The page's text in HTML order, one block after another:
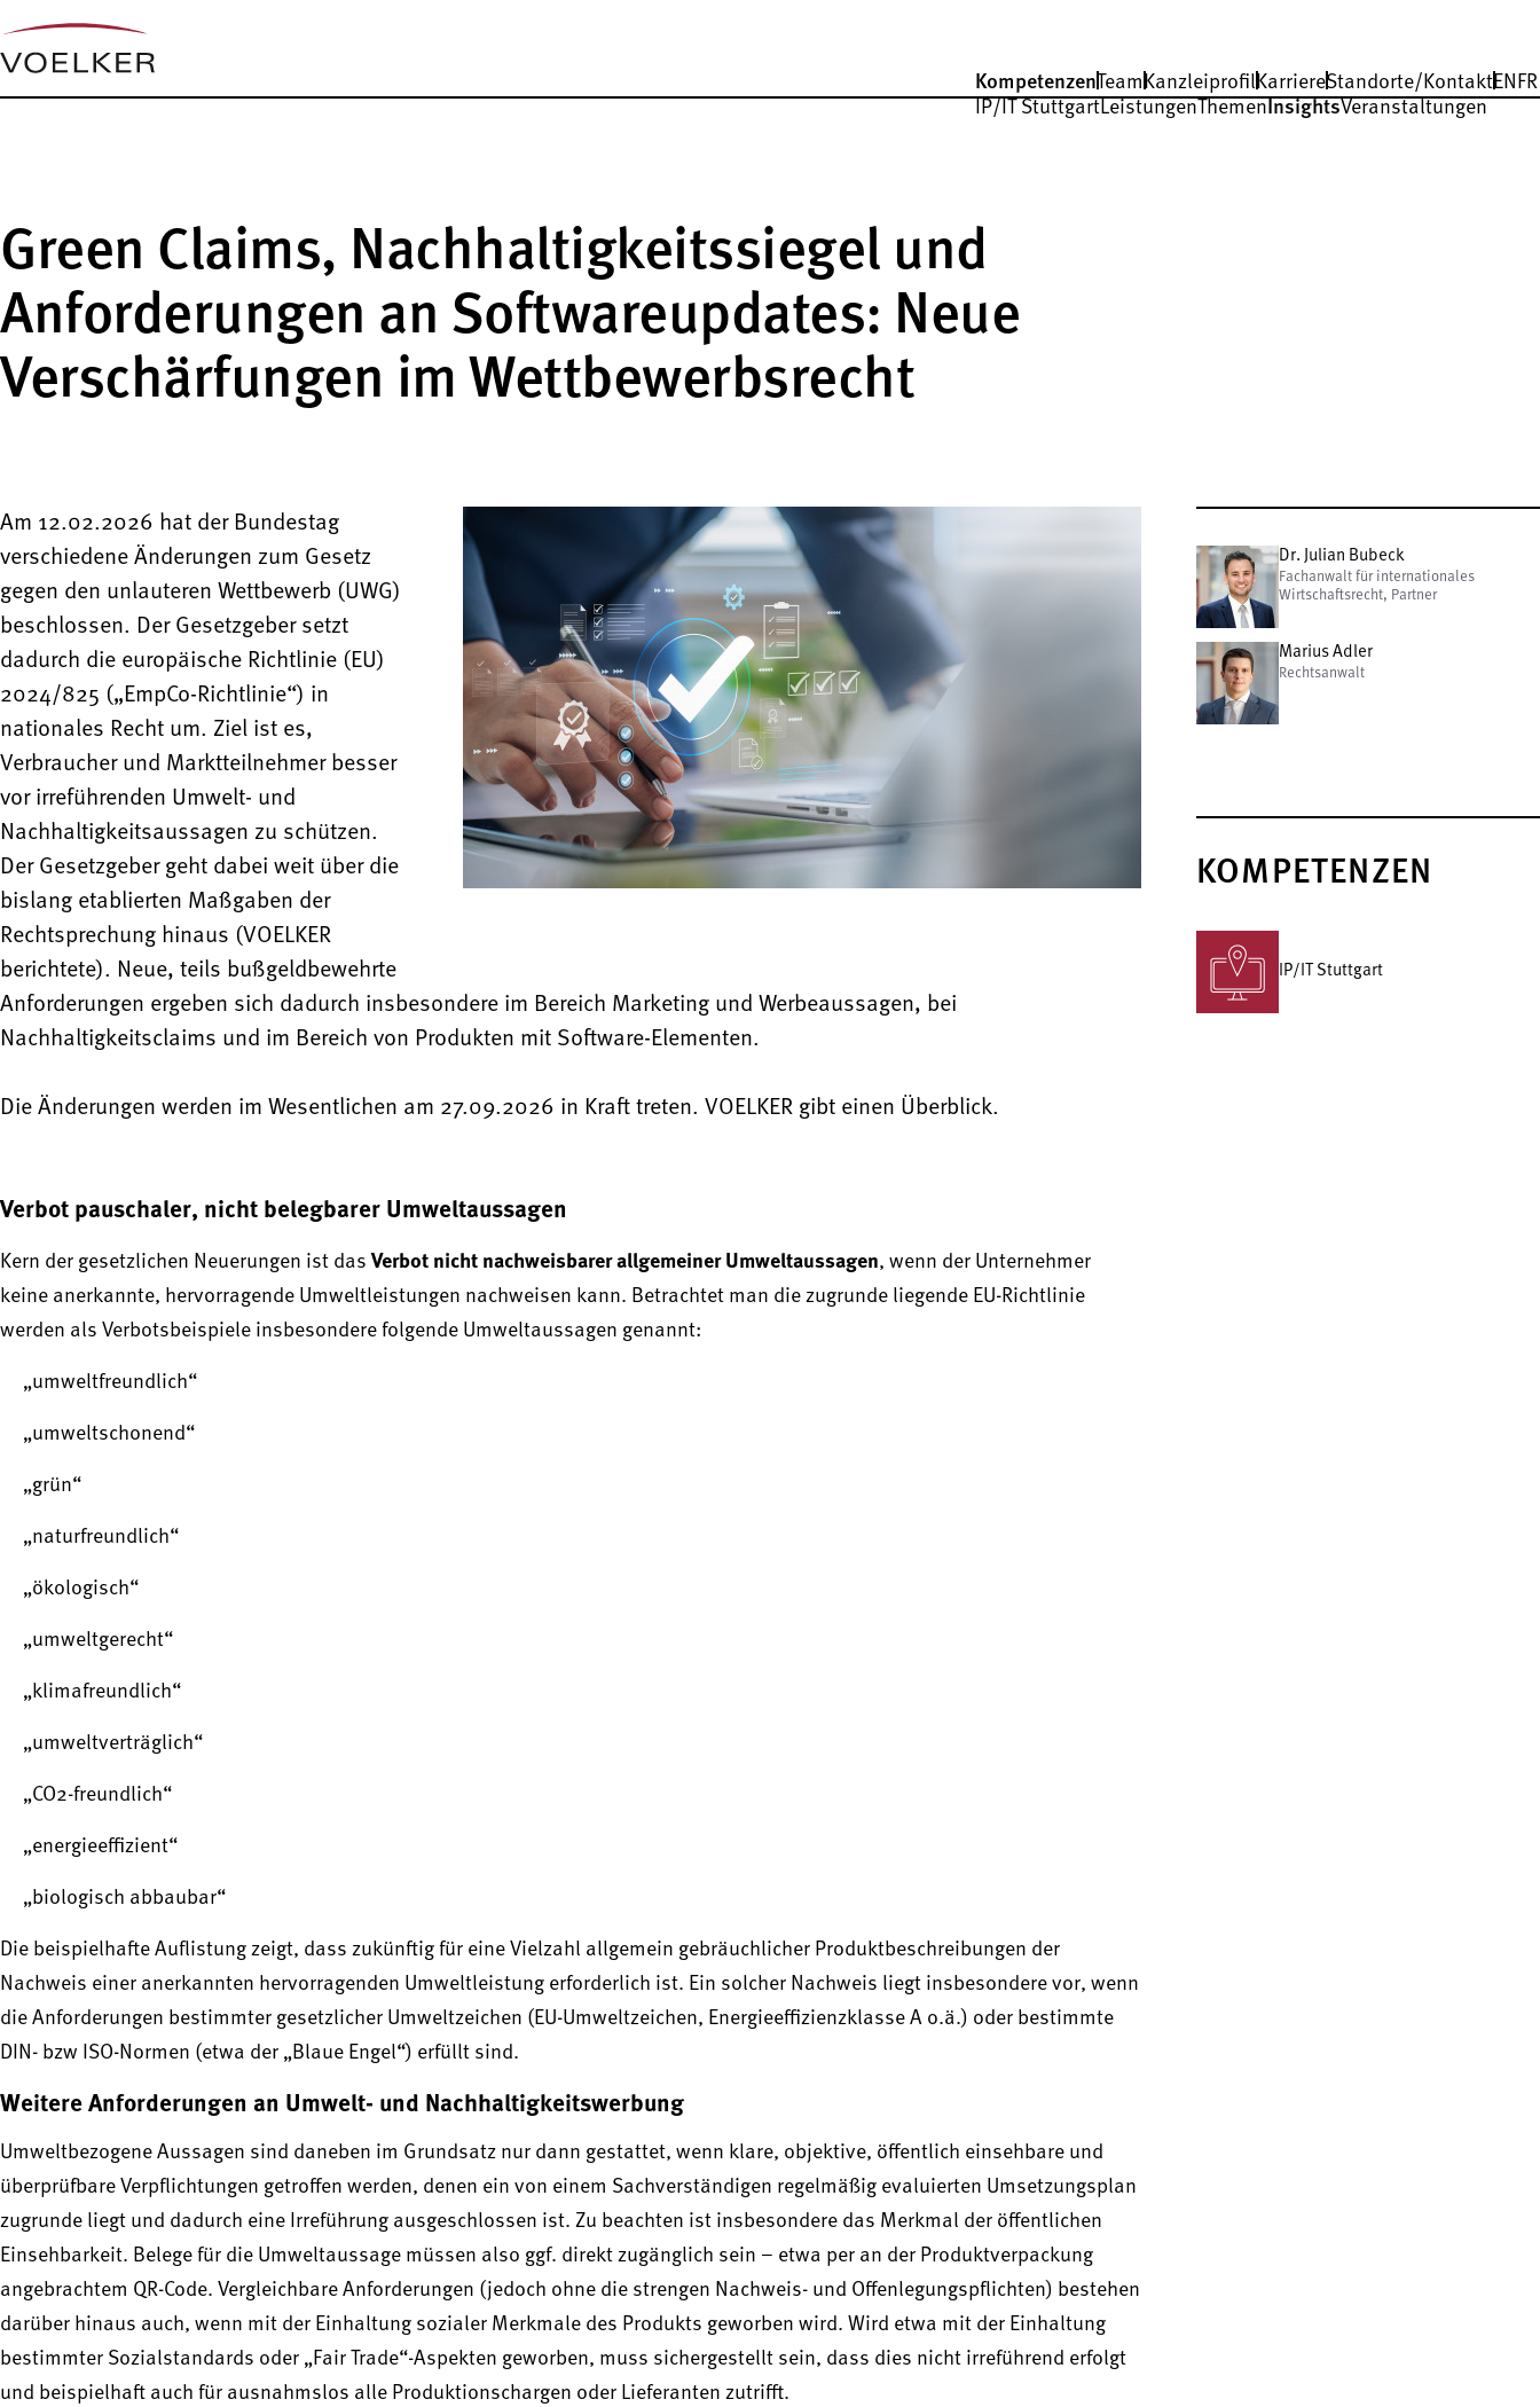
KompetenzenTeam KanzleiprofilKarriereStandorte/KontaktENFR
IP/IT StuttgartLeistungenThemenInsightsVeranstaltungen
Green Claims, Nachhaltigkeitssiegel und
Anforderungen an Softwareupdates: Neue
Verschärfungen im Wettbewerbsrecht
Am 12.02.2026 hat der Bundestag
verschiedene Änderungen zum Gesetz
gegen den unlauteren Wettbewerb (UWG)
beschlossen. Der Gesetzgeber setzt
dadurch die europäische Richtlinie (EU)
2024/825 („EmpCo-Richtlinie“) in
nationales Recht um. Ziel ist es,
Verbraucher und Marktteilnehmer besser
vor irreführenden Umwelt- und
Nachhaltigkeitsaussagen zu schützen.
Der Gesetzgeber geht dabei weit über die
bislang etablierten Maßgaben der
Rechtsprechung hinaus (VOELKER
berichtete). Neue, teils bußgeldbewehrte
Anforderungen ergeben sich dadurch insbesondere im Bereich Marketing und Werbeaussagen, bei
Nachhaltigkeitsclaims und im Bereich von Produkten mit Software-Elementen.
Die Änderungen werden im Wesentlichen am 27.09.2026 in Kraft treten. VOELKER gibt einen Überblick.
Verbot pauschaler, nicht belegbarer Umweltaussagen
Kern der gesetzlichen Neuerungen ist das Verbot nicht nachweisbarer allgemeiner Umweltaussagen, wenn der Unternehmer
keine anerkannte, hervorragende Umweltleistungen nachweisen kann. Betrachtet man die zugrunde liegende EU-Richtlinie
werden als Verbotsbeispiele insbesondere folgende Umweltaussagen genannt:
„umweltfreundlich“
„umweltschonend“
„grün“
„naturfreundlich“
„ökologisch“
„umweltgerecht“
„klimafreundlich“
„umweltverträglich“
„CO2-freundlich“
„energieeffizient“
„biologisch abbaubar“
Die beispielhafte Auflistung zeigt, dass zukünftig für eine Vielzahl allgemein gebräuchlicher Produktbeschreibungen der
Nachweis einer anerkannten hervorragenden Umweltleistung erforderlich ist. Ein solcher Nachweis liegt insbesondere vor, wenn
die Anforderungen bestimmter gesetzlicher Umweltzeichen (EU-Umweltzeichen, Energieeffizienzklasse A o.ä.) oder bestimmte
DIN- bzw ISO-Normen (etwa der „Blaue Engel“) erfüllt sind.
Weitere Anforderungen an Umwelt- und Nachhaltigkeitswerbung
Umweltbezogene Aussagen sind daneben im Grundsatz nur dann gestattet, wenn klare, objektive, öffentlich einsehbare und
überprüfbare Verpflichtungen getroffen werden, denen ein von einem Sachverständigen regelmäßig evaluierten Umsetzungsplan
zugrunde liegt und dadurch eine Irreführung ausgeschlossen ist. Zu beachten ist insbesondere das Merkmal der öffentlichen
Einsehbarkeit. Belege für die Umweltaussage müssen also ggf. direkt zugänglich sein – etwa per an der Produktverpackung
angebrachtem QR-Code. Vergleichbare Anforderungen (jedoch ohne die strengen Nachweis- und Offenlegungspflichten) bestehen
darüber hinaus auch, wenn mit der Einhaltung sozialer Merkmale des Produkts geworben wird. Wird etwa mit der Einhaltung
bestimmter Sozialstandards oder „Fair Trade“-Aspekten geworben, muss sichergestellt sein, dass dies nicht irreführend erfolgt
und beispielhaft auch für ausnahmslos alle Produktionschargen oder Lieferanten zutrifft.
Dr. Julian Bubeck
Fachanwalt für internationales
Wirtschaftsrecht, Partner
Marius Adler
Rechtsanwalt
KOMPETENZEN
IP/IT Stuttgart